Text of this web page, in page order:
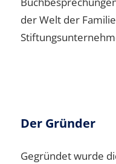
der Welt der
Der Gründer
Gegründet wurde